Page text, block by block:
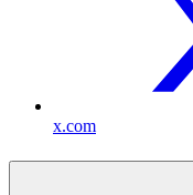
x.com